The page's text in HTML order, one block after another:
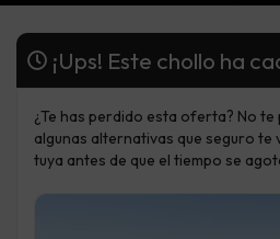
¡Ups! Este chollo ha
¿Te has perdido esta oferta? No te
algunas alternativas que seguro te
tuya antes de que el tiempo se